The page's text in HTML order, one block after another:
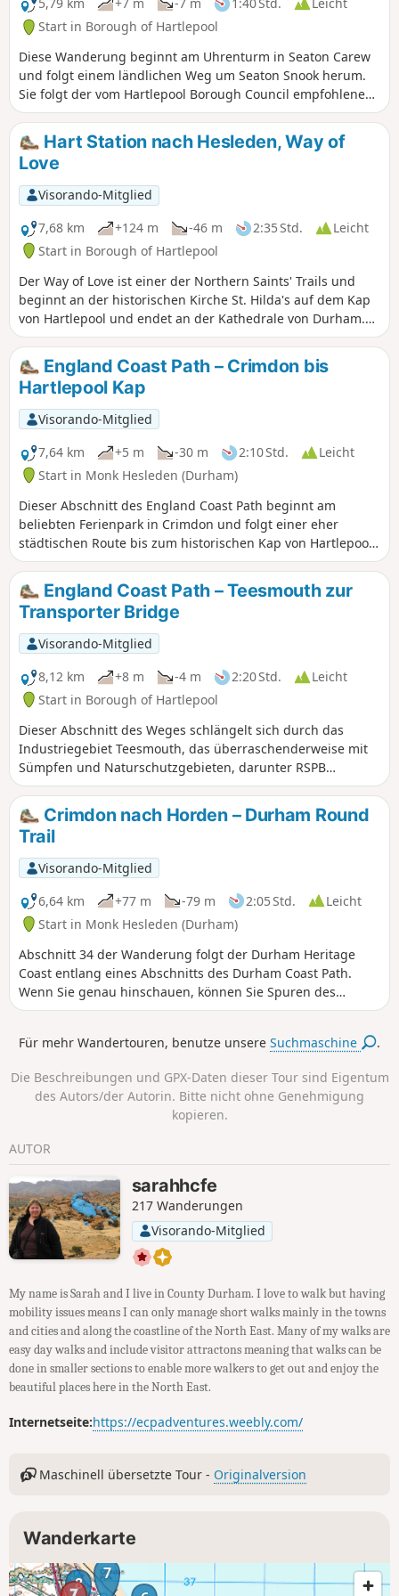
Start in Borough of Hartlepool
Diese Wanderung beginnt am Uhrenturm in Seaton Carew
und folgt einem ländlichen Weg um Seaton Snook herum.
Sie folgt der vom Hartlepool Borough Council empfohlenen
Wanderung „Seaton Snook Stroll”, aber wenn Sie sie mit
anderen Abschnitten des England Coast Path kombinieren
möchten, gehen Sie weiter nach Westen bei (5).
Hart Station nach Hesleden, Way of
Love
Visorando-Mitglied
7,68 km
+124 m -46 m 2:35 Std.
Leicht
Start in Borough of Hartlepool
Der Way of Love ist einer der Northern Saints' Trails und
beginnt an der historischen Kirche St. Hilda's auf dem Kap
von Hartlepool und endet an der Kathedrale von Durham.
Der zweite Abschnitt der Wanderung führt durch mehrere
Dörfer sowie durch Acker- und Waldland und überquert
den Crimdon Beck und den Bellows Burn.
England Coast Path – Crimdon bis
Hartlepool Kap
Visorando-Mitglied
7,64 km
+5 m -30 m 2:10 Std.
Leicht
Start in Monk Hesleden (Durham)
Dieser Abschnitt des England Coast Path beginnt am
beliebten Ferienpark in Crimdon und folgt einer eher
städtischen Route bis zum historischen Kap von Hartlepool,
wo er an der alten Stadtmauer endet.
England Coast Path – Teesmouth zur
Transporter Bridge
Visorando-Mitglied
8,12 km
+8 m -4 m 2:20 Std.
Leicht
Start in Borough of Hartlepool
Dieser Abschnitt des Weges schlängelt sich durch das
Industriegebiet Teesmouth, das überraschenderweise mit
Sümpfen und Naturschutzgebieten, darunter RSPB
Salthome, übersät ist. Ein relativ einfacher Weg,
größtenteils asphaltiert und flach, mit Möglichkeiten,
anzuhalten und von speziell errichteten Verstecken aus
Seehunde zu beobachten.
Crimdon nach Horden – Durham Round
Trail
Visorando-Mitglied
6,64 km
+77 m -79 m 2:05 Std.
Leicht
Start in Monk Hesleden (Durham)
Abschnitt 34 der Wanderung folgt der Durham Heritage
Coast entlang eines Abschnitts des Durham Coast Path.
Wenn Sie genau hinschauen, können Sie Spuren des
Bergbaus sehen, der entlang dieses Küstenabschnitts weit
und Schluchten durchqueren.
Für mehr Wandertouren, benutze unsereSuchmaschine .
Die Beschreibungen und GPX-Daten dieser Tour sind Eigentum
des Autors/der Autorin. Bitte nicht ohne Genehmigung
kopieren.
AUTOR
sarahhcfe
217 Wanderungen
Visorando-Mitglied
My name is Sarah and I live in County Durham. I love to walk but having
mobility issues means I can only manage short walks mainly in the towns
and cities and along the coastline of the North East. Many of my walks are
easy day walks and include visitor attractons meaning that walks can be
done in smaller sections to enable more walkers to get out and enjoy the
beautiful places here in the North East.
Internetseite:https://ecpadventures.weebly.com/
Maschinell übersetzte Tour - Originalversion
Wanderkarte
7
8